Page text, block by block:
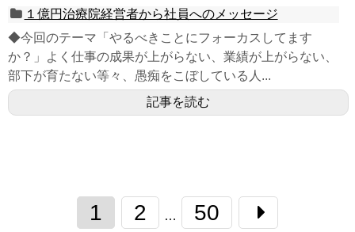
１億円治療院経営者から社員へのメッセージ
◆今回のテーマ「やるべきことにフォーカスしてます
か？」よく仕事の成果が上がらない、業績が上がらない、
部下が育たない等々、愚痴をこぼしている人...
記事を読む
1 2 … 50